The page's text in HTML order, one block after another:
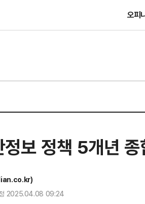
오피
보 정책 5개년
2025.04.08 09:24